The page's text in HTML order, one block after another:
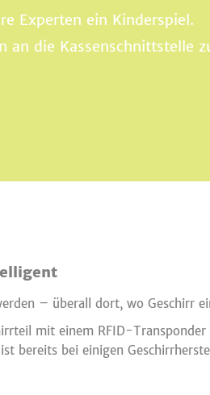
Experten ein Kinderspiel.
an die Kassenschnittstelle
– überall dort, wo Geschirr
mit einem RFID-
bereits bei einigen